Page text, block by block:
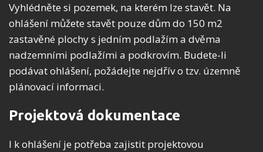
Vyhlédněte si pozemek, na kterém lze stavět. Na
ohlášení můžete stavět pouze dům do 150 m2
zastavěné plochy s jedním podlažím a dvěma
nadzemními podlažími a podkrovím. Budete-li
podávat ohlášení, požádejte nejdřív o tzv. územně
plánovací informaci.
Projektová dokumentace
I k ohlášení je potřeba zajistit projektovou